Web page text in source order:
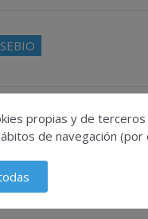
EXPEDIENTE DE
propias y de
de navegación